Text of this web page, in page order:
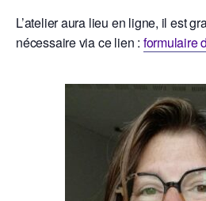
L’atelier aura lieu en ligne, il est
nécessaire via ce lien : formulaire